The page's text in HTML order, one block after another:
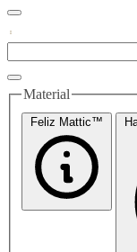
Material
Feliz Mattic™